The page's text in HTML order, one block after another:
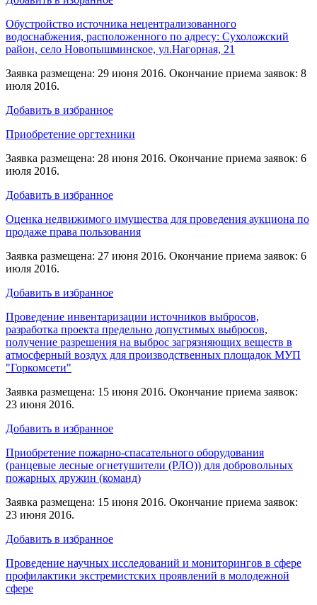
Обустройство источника нецентрализованного
водоснабжения, расположенного по адресу: Сухоложский
район, село Новопышминское, ул.Нагорная, 21
Заявка размещена: 29 июня 2016. Окончание приема заявок: 8
июля 2016.
Добавить в избранное
Приобретение оргтехники
Заявка размещена: 28 июня 2016. Окончание приема заявок: 6
июля 2016.
Добавить в избранное
Оценка недвижимого имущества для проведения аукциона по
продаже права пользования
Заявка размещена: 27 июня 2016. Окончание приема заявок: 6
июля 2016.
Добавить в избранное
Проведение инвентаризации источников выбросов,
разработка проекта предельно допустимых выбросов,
получение разрешения на выброс загрязняющих веществ в
атмосферный воздух для производственных площадок МУП
"Горкомсети"
Заявка размещена: 15 июня 2016. Окончание приема заявок:
23 июня 2016.
Добавить в избранное
Приобретение пожарно-спасательного оборудования
(ранцевые лесные огнетушители (РЛО)) для добровольных
пожарных дружин (команд)
Заявка размещена: 15 июня 2016. Окончание приема заявок:
23 июня 2016.
Добавить в избранное
Проведение научных исследований и мониторингов в сфере
профилактики экстремистских проявлений в молодежной
сфере